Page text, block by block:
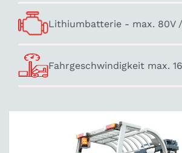
Lithiumbatterie - max. 80V
Fahrgeschwindigkeit max.